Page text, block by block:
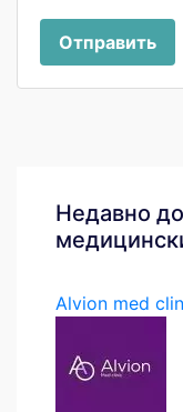
Отправить
Недавно
Alvion med